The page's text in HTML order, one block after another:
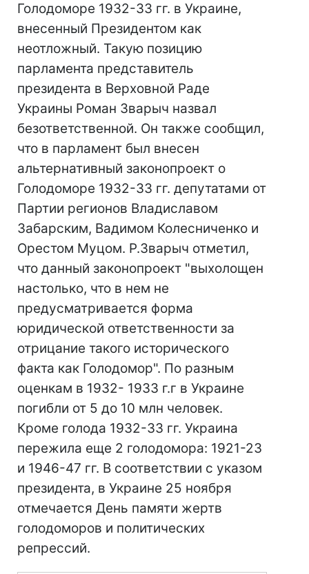
Голодоморе 1932-33 гг. в Украине,
внесенный Президентом как
неотложный. Такую позицию
парламента представитель
президента в Верховной Раде
Украины Роман Зварыч назвал
безответственной. Он также сообщил,
что в парламент был внесен
альтернативный законопроект о
Голодоморе 1932-33 гг. депутатами от
Партии регионов Владиславом
Забарским, Вадимом Колесниченко и
Орестом Муцом. Р.Зварыч отметил,
что данный законопроект "выхолощен
настолько, что в нем не
предусматривается форма
юридической ответственности за
отрицание такого исторического
факта как Голодомор". По разным
оценкам в 1932- 1933 г.г в Украине
погибли от 5 до 10 млн человек.
Кроме голода 1932-33 гг. Украина
пережила еще 2 голодомора: 1921-23
и 1946-47 гг. В соответствии с указом
президента, в Украине 25 ноября
отмечается День памяти жертв
голодоморов и политических
репрессий.